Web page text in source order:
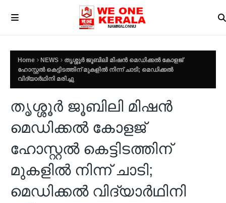
Home NEWS
തൃശ്ശൂർ ജൂബിലി മിഷൻ മെഡിക്കൽ കോളജ്
ഹോസ്റ്റൽ കെട്ടിടത്തിന് മുകളിൽ നിന്ന് ചാടി; മെഡിക്കൽ
വിദ്യാർഥിനി മരിച്ചു
തൃശ്ശൂർ ജൂബിലി മിഷൻ
മെഡിക്കൽ കോളജ്
ഹോസ്റ്റൽ കെട്ടിടത്തിന്
മുകളിൽ നിന്ന് ചാടി;
മെഡിക്കൽ വിദ്യാർഥിനി